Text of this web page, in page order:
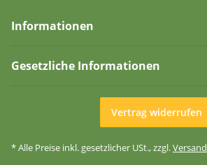
Informationen
Gesetzliche Informationen
Vertrag widerrufen
* Alle Preise inkl. gesetzlicher USt., zzgl.Versand